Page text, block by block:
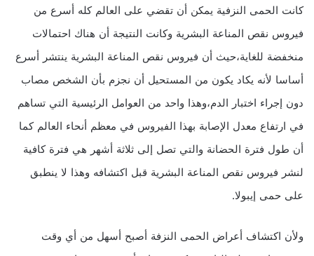
كانت الحمى النزفية يمكن أن تقضي على العالم كله أسرع من
فيروس نقص المناعة البشرية وكانت النتيجة أن هناك احتمالات
منخفضة للغاية،حيث أن فيروس نقص المناعة البشرية ينتشر أسرع
أساسا لأنه يكاد يكون من المستحيل أن نجزم بأن الشخص مصاب
دون إجراء اختبار الدم،وهذا واحد من العوامل الرئيسية التي تساهم
في ارتفاع معدل الإصابة بهذا الفيروس في معظم أنحاء العالم كما
أن طول فترة الحضانة والتي تصل إلى ثلاثة أشهر هي فترة كافية
لنشر فيروس نقص المناعة البشرية قبل اكتشافه وهذا لا ينطبق
على حمى إيبولا.
ولأن اكتشاف أعراض الحمى النزفة أصبح أسهل من أي وقت